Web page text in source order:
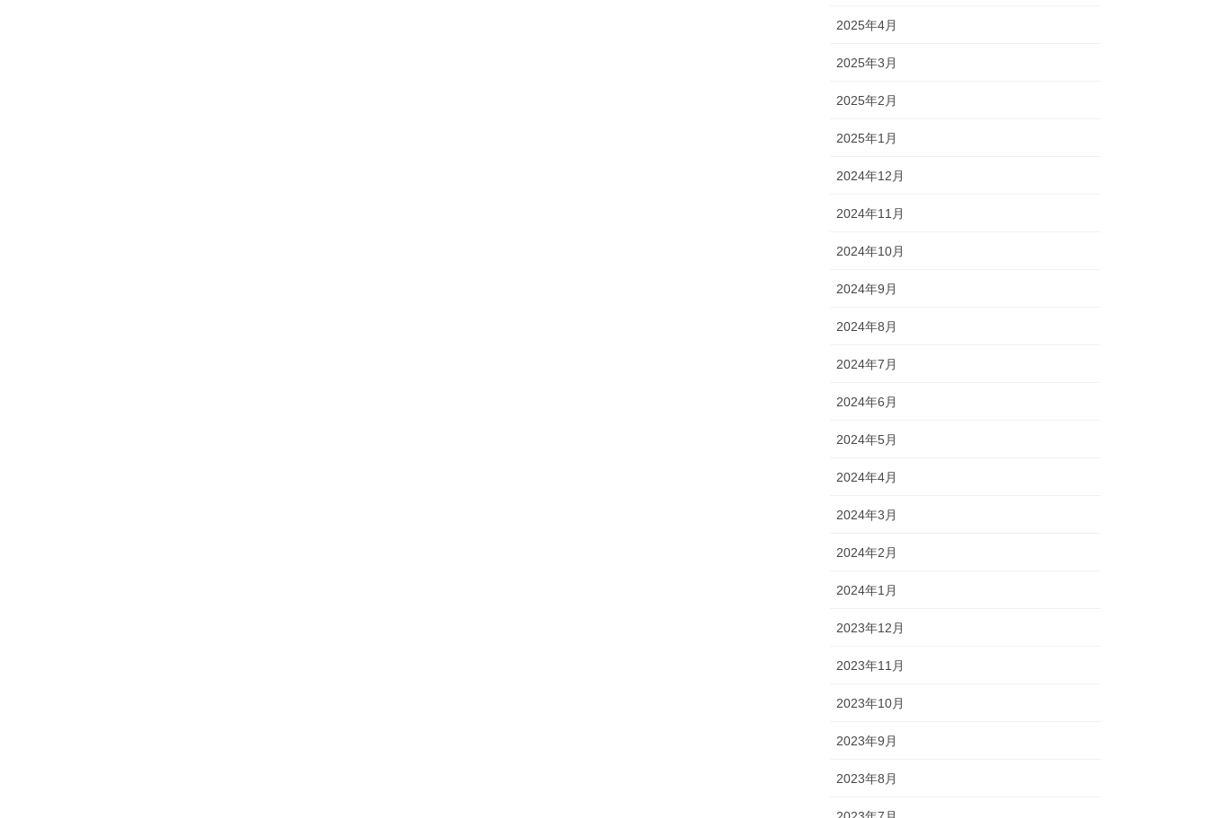
2025年4月
2025年3月
2025年2月
2025年1月
2024年12月
2024年11月
2024年10月
2024年9月
2024年8月
2024年7月
2024年6月
2024年5月
2024年4月
2024年3月
2024年2月
2024年1月
2023年12月
2023年11月
2023年10月
2023年9月
2023年8月